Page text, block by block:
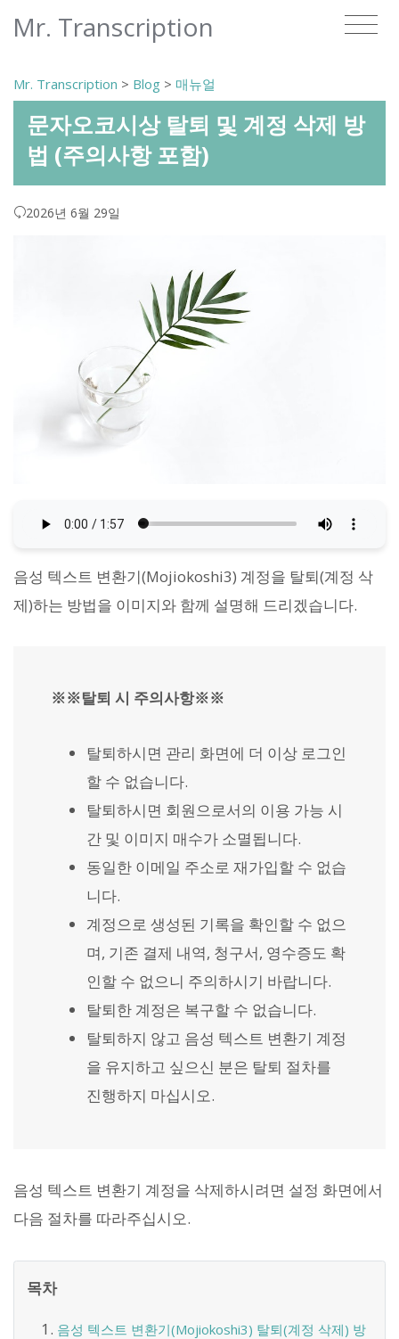
Mr. Transcription
Mr. Transcription > Blog > 매뉴얼
문자오코시상 탈퇴 및 계정 삭제 방
법 (주의사항 포함)
2026년 6월 29일
음성 텍스트 변환기(Mojiokoshi3) 계정을 탈퇴(계정 삭
제)하는 방법을 이미지와 함께 설명해 드리겠습니다.
※※탈퇴 시 주의사항※※
탈퇴하시면 관리 화면에 더 이상 로그인
할 수 없습니다.
탈퇴하시면 회원으로서의 이용 가능 시
간 및 이미지 매수가 소멸됩니다.
동일한 이메일 주소로 재가입할 수 없습
니다.
계정으로 생성된 기록을 확인할 수 없으
며, 기존 결제 내역, 청구서, 영수증도 확
인할 수 없으니 주의하시기 바랍니다.
탈퇴한 계정은 복구할 수 없습니다.
탈퇴하지 않고 음성 텍스트 변환기 계정
을 유지하고 싶으신 분은 탈퇴 절차를
진행하지 마십시오.
음성 텍스트 변환기 계정을 삭제하시려면 설정 화면에서
다음 절차를 따라주십시오.
목차
음성 텍스트 변환기(Mojiokoshi3) 탈퇴(계정 삭제) 방